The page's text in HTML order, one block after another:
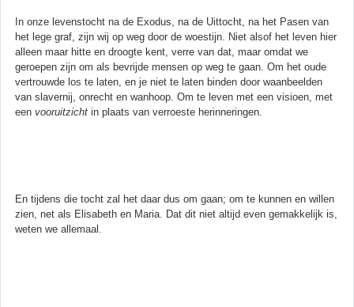
In onze levenstocht na de Exodus, na de Uittocht, na het Pasen van
het lege graf, zijn wij op weg door de woestijn. Niet alsof het leven hier
alleen maar hitte en droogte kent, verre van dat, maar omdat we
geroepen zijn om als bevrijde mensen op weg te gaan. Om het oude
vertrouwde los te laten, en je niet te laten binden door waanbeelden
van slavernij, onrecht en wanhoop. Om te leven met een visioen, met
een vooruitzicht in plaats van verroeste herinneringen.
En tijdens die tocht zal het daar dus om gaan; om te kunnen en willen
zien, net als Elisabeth en Maria. Dat dit niet altijd even gemakkelijk is,
weten we allemaal.